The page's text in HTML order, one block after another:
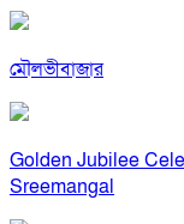
মৌলভীবাজার
Golden Jubilee
Sreemangal